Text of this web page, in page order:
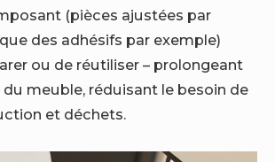
(pièces ajustées par
des adhésifs par exemple)
ou de réutiliser – prolongeant
du meuble, réduisant le besoin de
et déchets.